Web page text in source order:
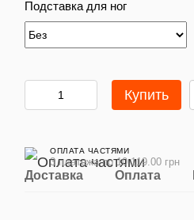
Подставка для ног
Купить
ОПЛАТА ЧАСТЯМИ
3 платежа по 10 119.00 грн
Доставка Оплата